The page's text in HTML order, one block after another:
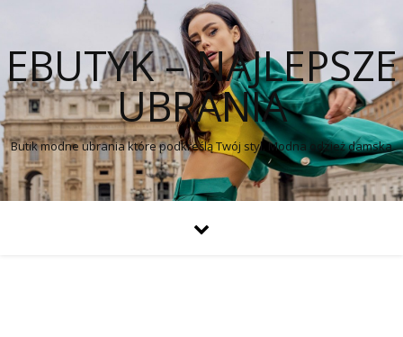
EBUTYK – NAJLEPSZE
UBRANIA
Butik modne ubrania które podkreślą Twój styl. Modna odzież damska